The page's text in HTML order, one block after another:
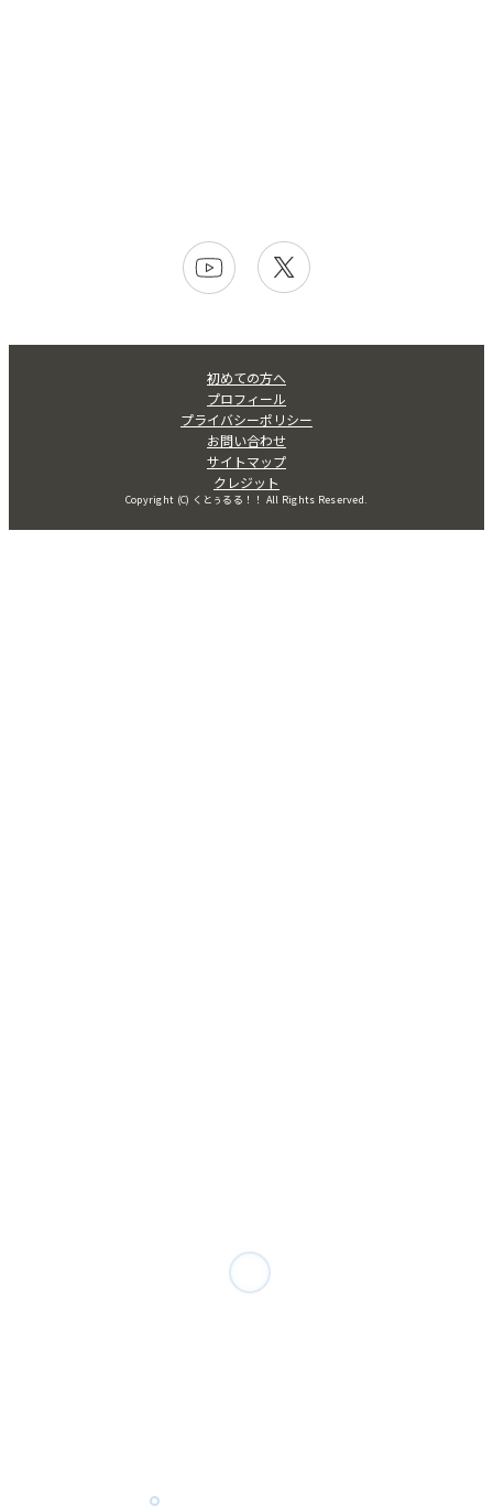
初めての方へ
プロフィール
プライバシーポリシー
お問い合わせ
サイトマップ
クレジット
Copyright (C) くとぅるる！！ All Rights Reserved.